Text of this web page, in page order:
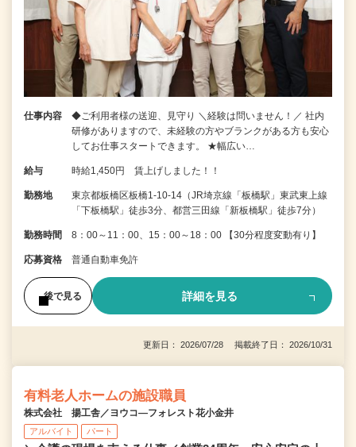
仕事内容
◆ご利用者様の送迎、見守り ＼経験は問いません！／ 社内
研修がありますので、未経験の方やブランクがある方も安心
してお仕事スタートできます。 ★幅広い…
給与 時給1,450円 賃上げしました！！
勤務地
東京都板橋区板橋1-10-14（JR埼京線「板橋駅」東武東上線
「下板橋駅」徒歩3分、都営三田線「新板橋駅」徒歩7分）
勤務時間 8：00～11：00、15：00～18：00 【30分程度変動有り】
応募資格 普通自動車免許
後で見る 詳細を見る
更新日： 2026/07/28 掲載終了日： 2026/10/31
有料老人ホームの施設職員
株式会社 揚工舎／ヨウコ―フォレスト花小金井
アルバイト パート